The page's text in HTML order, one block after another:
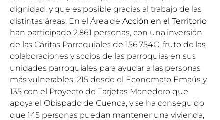
dignidad, y que es posible gracias al trabajo de las
distintas áreas. En el Área de Acción en el Territorio
han participado 2.861 personas, con una inversión
de las Cáritas Parroquiales de 156.754€, fruto de las
colaboraciones y socios de las parroquias en sus
unidades parroquiales para ayudar a las personas
más vulnerables, 215 desde el Economato Emaús y
135 con el Proyecto de Tarjetas Monedero que
apoya el Obispado de Cuenca, y se ha conseguido
que 145 personas puedan mantener una vivienda,